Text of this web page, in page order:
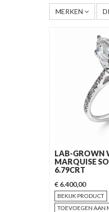
MERKEN
LAB-GROWN
MARQUISE
6.79CRT
€ 6.400,00
BEKIJK PRODUCT
TOEVOEGEN AAN